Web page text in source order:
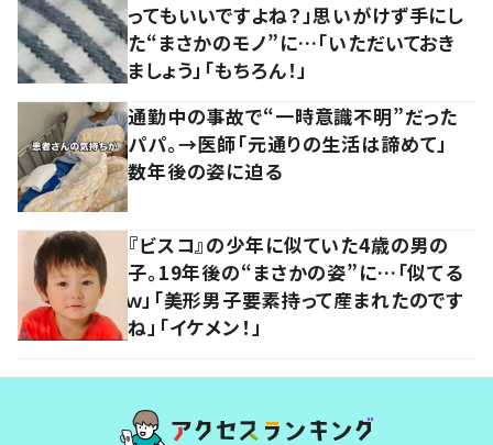
ってもいいですよね？」思いがけず手にし
た“まさかのモノ”に…「いただいておき
ましょう」「もちろん！」
通勤中の事故で“一時意識不明”だった
パパ。→医師「元通りの生活は諦めて」
数年後の姿に迫る
『ビスコ』の少年に似ていた4歳の男の
子。19年後の“まさかの姿”に…「似てる
ｗ」「美形男子要素持って産まれたのです
ね」「イケメン！」